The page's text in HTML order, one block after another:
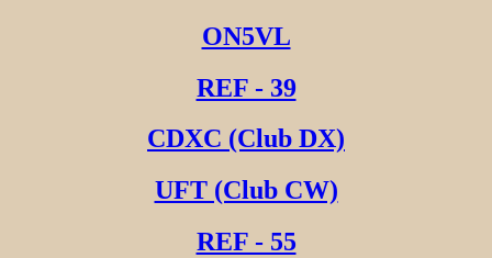
ON5VL
REF - 39
CDXC (Club DX)
UFT (Club CW)
REF - 55